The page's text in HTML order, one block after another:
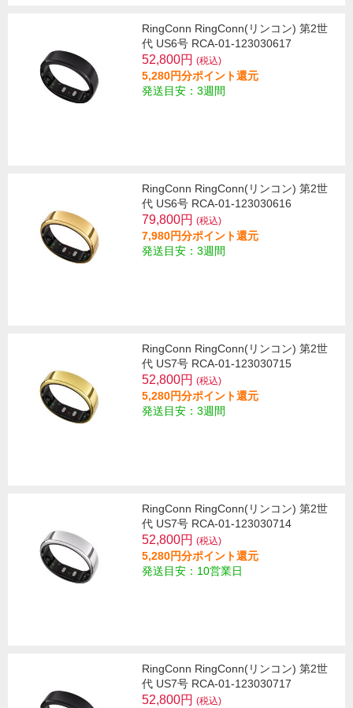
RingConn RingConn(リンコン) 第2世
代 US6号 RCA-01-123030617
52,800円 (税込)
5,280円分ポイント還元
発送目安：3週間
RingConn RingConn(リンコン) 第2世
代 US6号 RCA-01-123030616
79,800円 (税込)
7,980円分ポイント還元
発送目安：3週間
RingConn RingConn(リンコン) 第2世
代 US7号 RCA-01-123030715
52,800円 (税込)
5,280円分ポイント還元
発送目安：3週間
RingConn RingConn(リンコン) 第2世
代 US7号 RCA-01-123030714
52,800円 (税込)
5,280円分ポイント還元
発送目安：10営業日
RingConn RingConn(リンコン) 第2世
代 US7号 RCA-01-123030717
52,800円 (税込)